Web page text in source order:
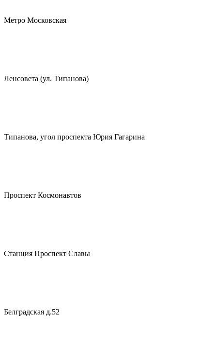
Метро Московская
Ленсовета (ул. Типанова)
Типанова, угол проспекта Юрия Гагарина
Проспект Космонавтов
Станция Проспект Славы
Белградская д.52